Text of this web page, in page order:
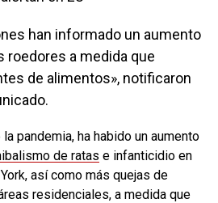
han informado un aumento
roedores a medida que
de alimentos», notificaron
pandemia, ha habido un aumento
de ratas e infanticidio en
así como más quejas de
residenciales, a medida que